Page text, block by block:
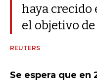
haya crecido
el objetivo
REUTERS
Se espera que